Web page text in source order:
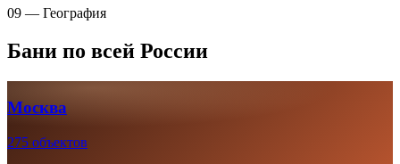
09 — География
Бани по всей России
Москва
275 объектов